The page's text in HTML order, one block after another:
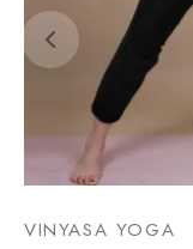
VINYASA YOGA